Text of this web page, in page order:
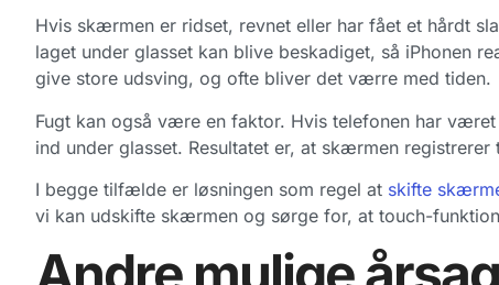
Hvis skærmen er ridset, revnet eller har fået et hårdt
laget under glasset kan blive beskadiget, så iPhonen
give store udsving, og ofte bliver det værre med tiden.
Fugt kan også være en faktor. Hvis telefonen har
ind under glasset. Resultatet er, at skærmen
I begge tilfælde er løsningen som regel at skifte
vi kan udskifte skærmen og sørge for, at touch-